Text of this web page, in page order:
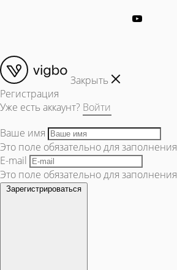
Закрыть
Регистрация
Уже есть аккаунт? Войти
Ваше имя
Это поле обязательно для заполнения
E-mail
Это поле обязательно для заполнения
Зарегистрироваться